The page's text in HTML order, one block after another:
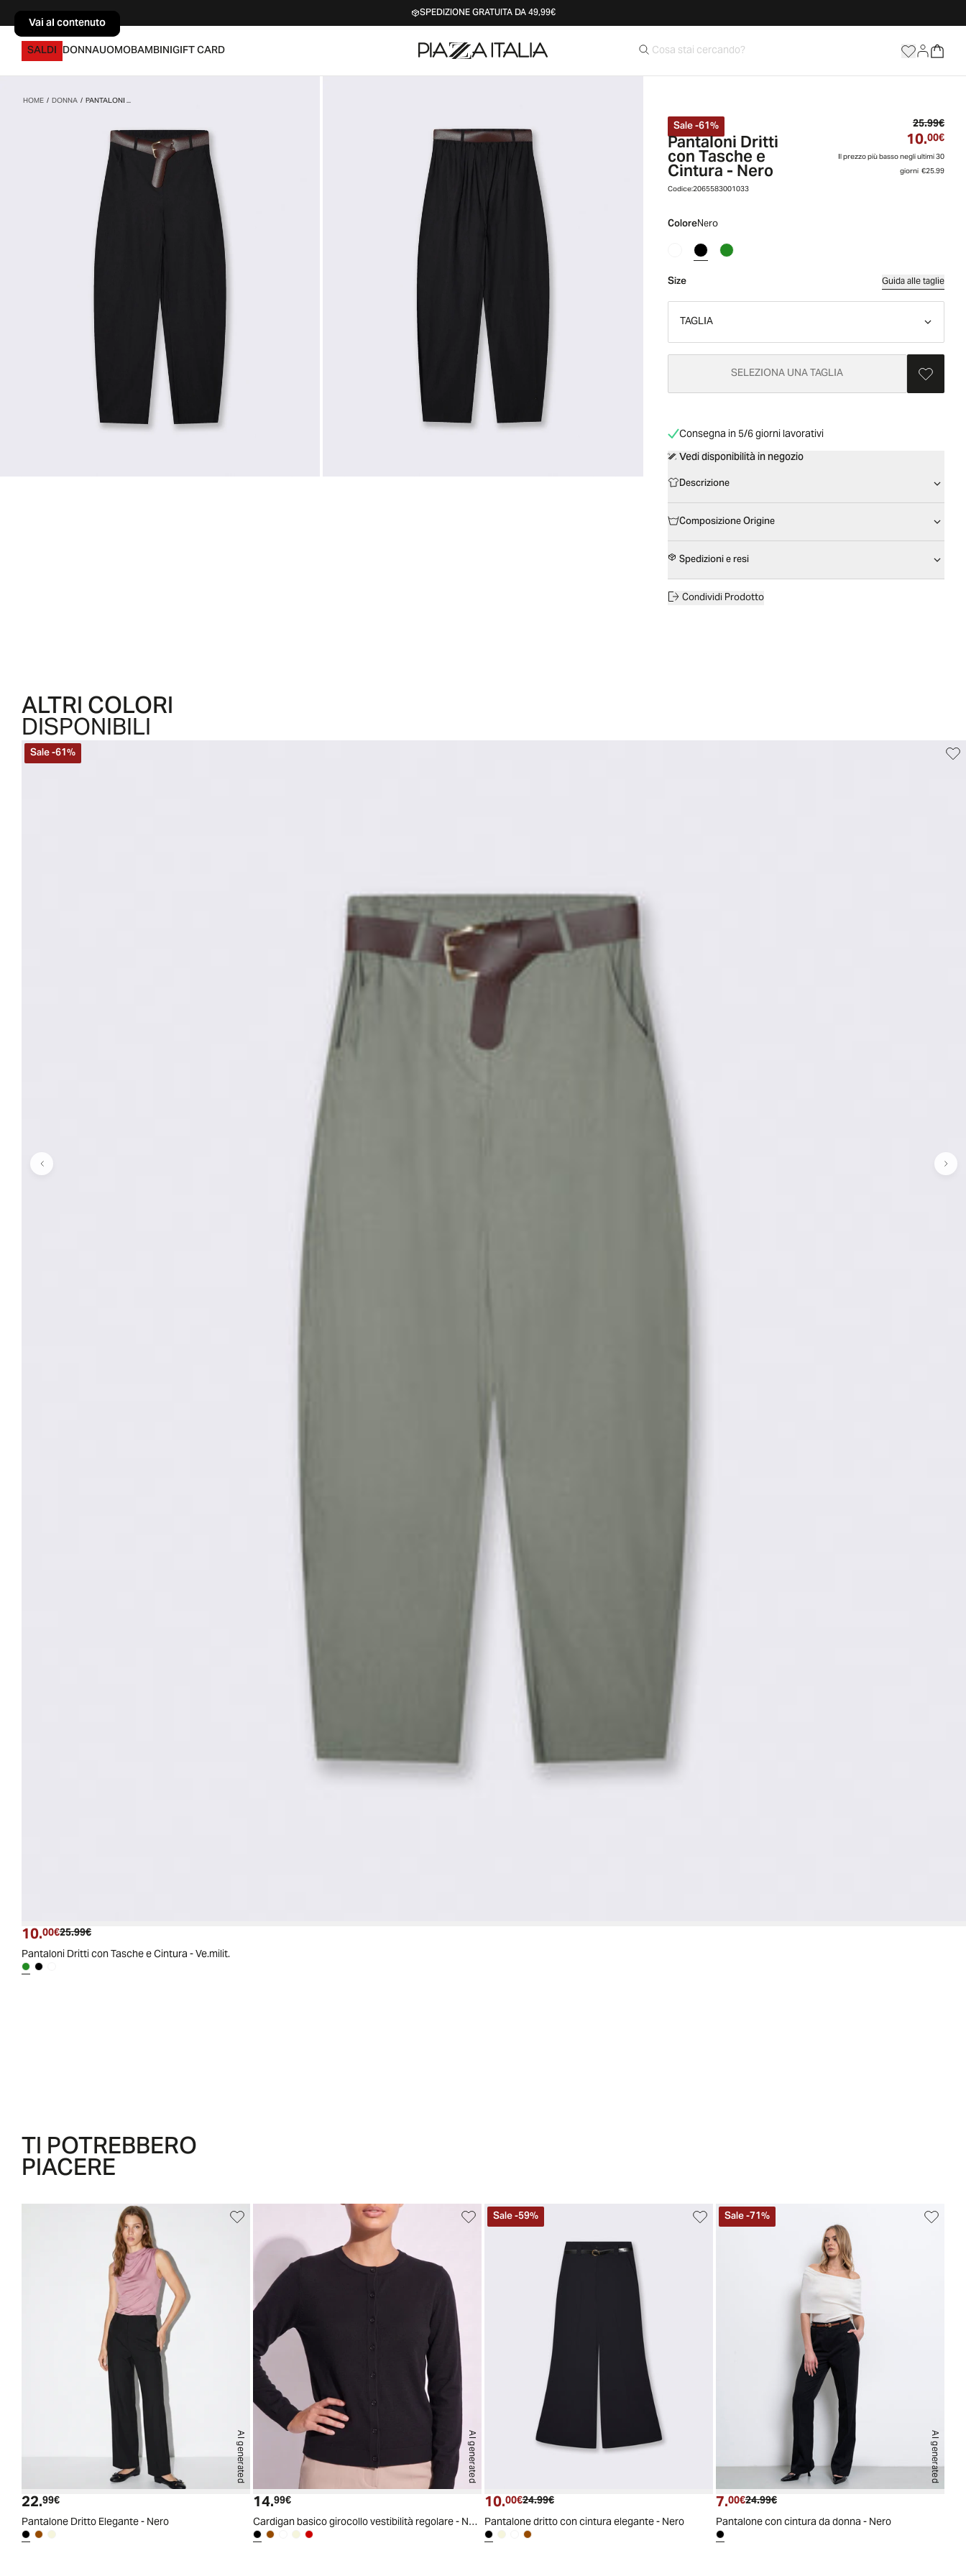
Vai al contenuto SPEDIZIONE GRATUITA DA 49,99€
SALDI DONNAUOMOBAMBINIGIFT CARD
HOME/DONNA/PANTALONI ...
Sale-61%
Pantaloni Dritti
con Tasche e
Cintura - Nero
25.99€
10.00€
Il prezzo più basso negli ultimi 30
giorni€25.99
Codice:2065583001033
ColoreNero
Size Guida alle taglie
TAGLIA
SELEZIONA UNA TAGLIA
Consegna in 5/6 giorni lavorativi
Vedi disponibilità in negozio
Descrizione
Composizione Origine
Spedizioni e resi
Condividi Prodotto
ALTRI COLORI
DISPONIBILI
Sale-61%
Prezzo attuale
10.00€ Prezzo originale
25.99€
Pantaloni Dritti con Tasche e Cintura - Ve.milit.
TI POTREBBERO
PIACERE
AI generated
Prezzo attuale
22.99€
Pantalone Dritto Elegante - Nero
AI generated
Prezzo attuale
14.99€
Cardigan basico girocollo vestibilità regolare - Nero
Sale-59%
Prezzo attuale
10.00€ Prezzo originale
24.99€
Pantalone dritto con cintura elegante - Nero
AI generated
Sale-71%
Prezzo attuale
7.00€ Prezzo originale
24.99€
Pantalone con cintura da donna - Nero
Vai al contenuto